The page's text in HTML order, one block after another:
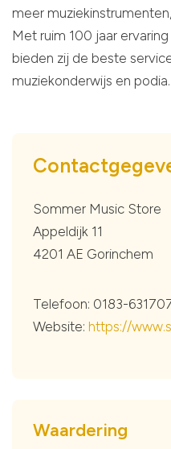
meer
Met ruim 100 jaar
bieden zij de beste
muziekonderwijs en podia.
Sommer Music Store
Appeldijk 11
4201 AE Gorinchem
Telefoon: 0183-
Website: https://
Waardering